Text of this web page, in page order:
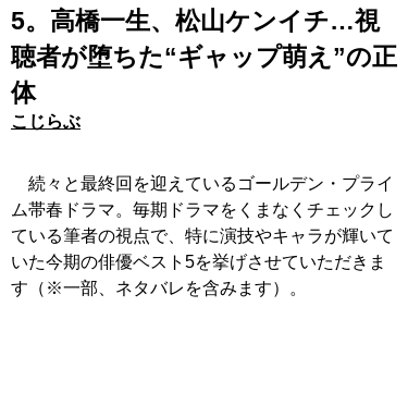
5。高橋一生、松山ケンイチ…視
聴者が堕ちた“ギャップ萌え”の正
体
こじらぶ
続々と最終回を迎えているゴールデン・プライ
ム帯春ドラマ。毎期ドラマをくまなくチェックし
ている筆者の視点で、特に演技やキャラが輝いて
いた今期の俳優ベスト5を挙げさせていただきま
す（※一部、ネタバレを含みます）。